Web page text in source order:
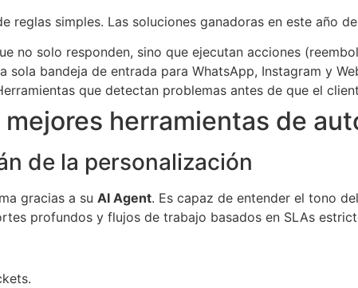
reglas simples. Las soluciones ganadoras en este año
no solo responden, sino que ejecutan acciones
sola bandeja de entrada para WhatsApp, Instagram y
que detectan problemas antes de que el
mejores herramientas de
de la personalización
gracias a su AI Agent. Es capaz de entender el tono
profundos y flujos de trabajo basados en SLAs